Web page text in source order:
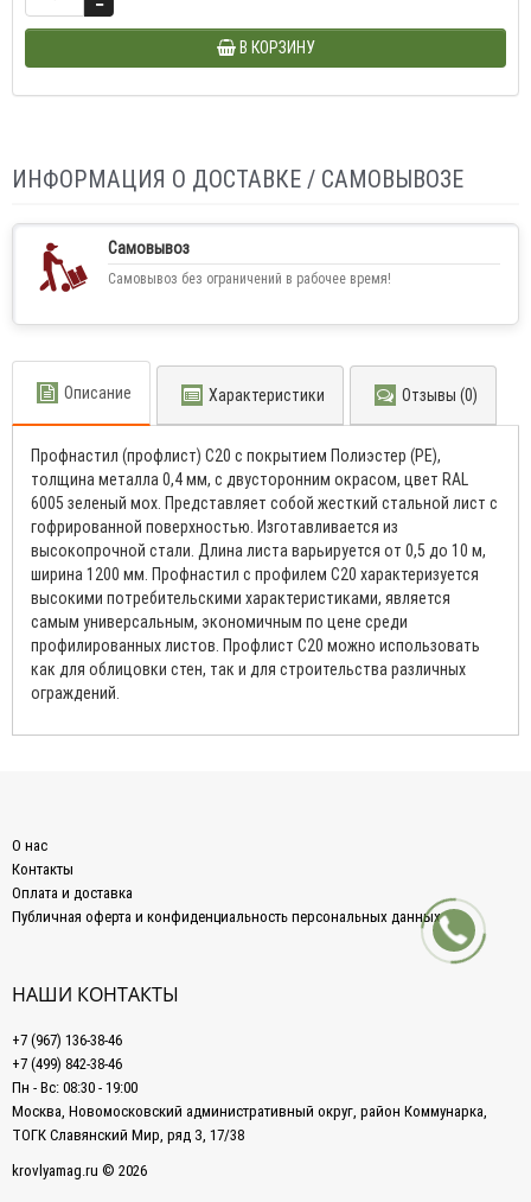
В КОРЗИНУ
ИНФОРМАЦИЯ О ДОСТАВКЕ / САМОВЫВОЗЕ
Самовывоз
Самовывоз без ограничений в рабочее время!
Описание Характеристики Отзывы (0)
Профнастил (профлист) С20 с покрытием Полиэстер (PE),
толщина металла 0,4 мм, с двусторонним окрасом, цвет RAL
6005 зеленый мох. Представляет собой жесткий стальной лист с
гофрированной поверхностью. Изготавливается из
высокопрочной стали. Длина листа варьируется от 0,5 до 10 м,
ширина 1200 мм. Профнастил с профилем С20 характеризуется
высокими потребительскими характеристиками, является
самым универсальным, экономичным по цене среди
профилированных листов. Профлист С20 можно использовать
как для облицовки стен, так и для строительства различных
ограждений.
О нас
Контакты
Оплата и доставка
Публичная оферта и конфиденциальность персональных данных
НАШИ КОНТАКТЫ
+7 (967) 136-38-46
+7 (499) 842-38-46
Пн - Вс: 08:30 - 19:00
Москва, Новомосковский административный округ, район Коммунарка,
ТОГК Славянский Мир, ряд З, 17/38
krovlyamag.ru © 2026